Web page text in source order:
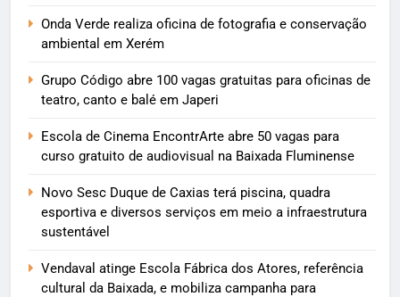
Onda Verde realiza oficina de fotografia e conservação
ambiental em Xerém
Grupo Código abre 100 vagas gratuitas para oficinas de
teatro, canto e balé em Japeri
Escola de Cinema EncontrArte abre 50 vagas para
curso gratuito de audiovisual na Baixada Fluminense
Novo Sesc Duque de Caxias terá piscina, quadra
esportiva e diversos serviços em meio a infraestrutura
sustentável
Vendaval atinge Escola Fábrica dos Atores, referência
cultural da Baixada, e mobiliza campanha para